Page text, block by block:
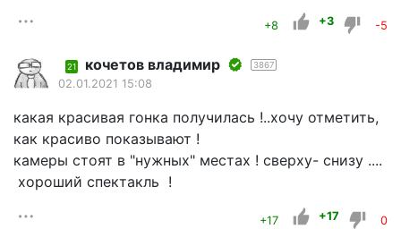
+8 +3 -5
21 кочетов владимир 3867
02.01.2021 15:08
какая красивая гонка получилась !..хочу отметить,
как красиво показывают !
камеры стоят в "нужных" местах ! сверху- снизу ....
хороший спектакль !
+17 +17 0